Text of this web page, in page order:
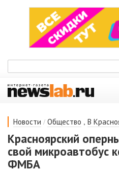
Новости / Общество , В
Красноярский
свой микроавтобус
ФМБА